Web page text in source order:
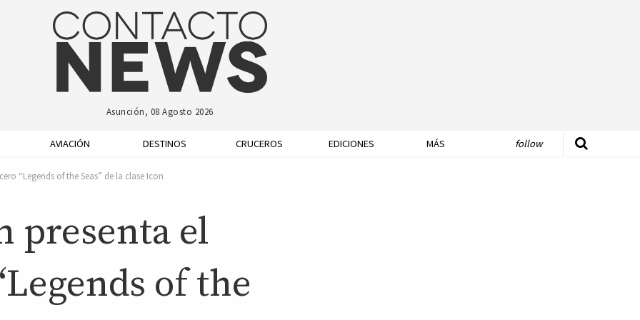
Asunción, 08 Agosto 2026
AVIACIÓN DESTINOS CRUCEROS EDICIONES MÁS follow
“Legends of the Seas” de la clase Icon
presenta el
of the